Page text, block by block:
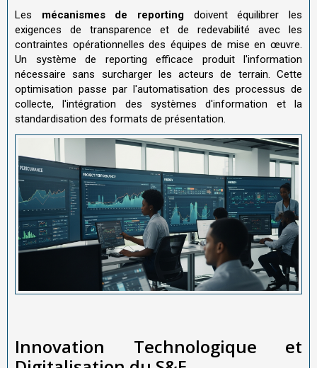
Les mécanismes de reporting doivent équilibrer les
exigences de transparence et de redevabilité avec les
contraintes opérationnelles des équipes de mise en œuvre.
Un système de reporting efficace produit l'information
nécessaire sans surcharger les acteurs de terrain. Cette
optimisation passe par l'automatisation des processus de
collecte, l'intégration des systèmes d'information et la
standardisation des formats de présentation.
Innovation Technologique et